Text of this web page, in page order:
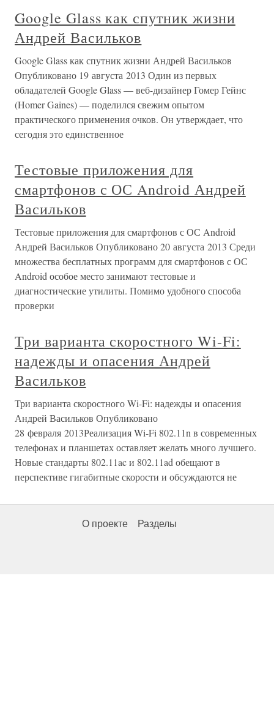
Google Glass как спутник жизни
Андрей Васильков
Google Glass как спутник жизни Андрей Васильков
Опубликовано 19 августа 2013 Один из первых
обладателей Google Glass — веб-дизайнер Гомер Гейнс
(Homer Gaines) — поделился свежим опытом
практического применения очков. Он утверждает, что
сегодня это единственное
Тестовые приложения для
смартфонов с ОС Android Андрей
Васильков
Тестовые приложения для смартфонов с ОС Android
Андрей Васильков Опубликовано 20 августа 2013 Среди
множества бесплатных программ для смартфонов с ОС
Android особое место занимают тестовые и
диагностические утилиты. Помимо удобного способа
проверки
Три варианта скоростного Wi-Fi:
надежды и опасения Андрей
Васильков
Три варианта скоростного Wi-Fi: надежды и опасения
Андрей Васильков Опубликовано
28 февраля 2013Реализация Wi-Fi 802.11n в современных
телефонах и планшетах оставляет желать много лучшего.
Новые стандарты 802.11ac и 802.11ad обещают в
перспективе гигабитные скорости и обсуждаются не
О проекте Разделы